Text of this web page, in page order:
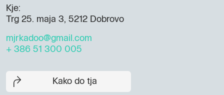
Kje:
Trg 25. maja 3, 5212 Dobrovo
mjrkadoo@gmail.com
+ 386 51 300 005
Kako do tja